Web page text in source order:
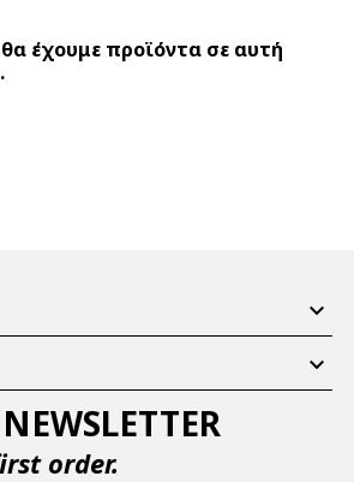
έχουμε προϊόντα σε αυτή


order.